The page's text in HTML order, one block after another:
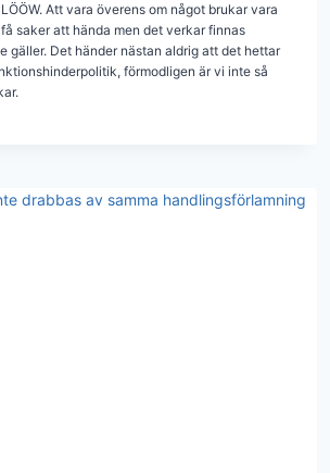
LÖÖW. Att vara överens om något brukar vara
saker att hända men det verkar finnas
gäller. Det händer nästan aldrig att det hettar
förmodligen är vi inte så